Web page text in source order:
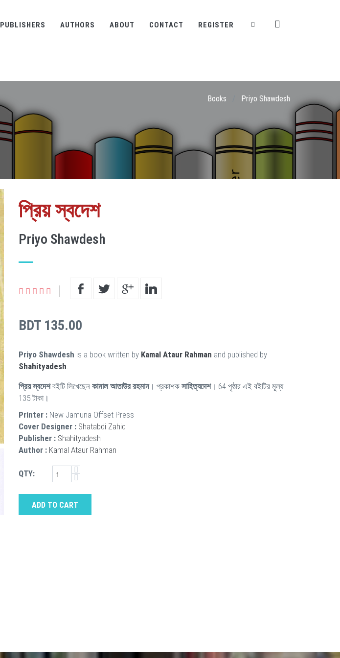
PUBLISHERS AUTHORS ABOUT CONTACT REGISTER
Books Priyo Shawdesh
প্রিয় স্বদেশ
Priyo Shawdesh
BDT 135.00
Priyo Shawdesh is a book written by Kamal Ataur Rahman and published by
Shahityadesh.
প্রিয় স্বদেশবইটি লিখেছেন কামাল আতাউর রহমান। প্রকাশক সাহিত্যদেশ। 64 পৃষ্ঠার এই বইটির মূল্য
135 টাকা।
Printer : New Jamuna Offset Press
Cover Designer : Shatabdi Zahid
Publisher : Shahityadesh
Author : Kamal Ataur Rahman
QTY:
ADD TO CART